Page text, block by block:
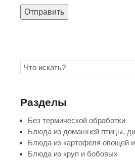
Отправить
Разделы
Без термической обработки
Блюда из домашней птицы,
Блюда из картофеля овощей и
Блюда из круп и бобовых